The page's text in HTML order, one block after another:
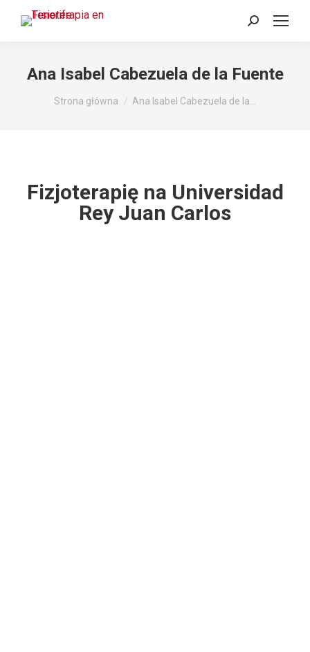
Szukaj:
Ana Isabel Cabezuela de la Fuente
Jesteś tutaj:
Strona główna Ana Isabel Cabezuela de la…
Fizjoterapię na Universidad
Rey Juan Carlos